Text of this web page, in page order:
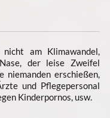
am Klimawandel,
der leise Zweifel
niemanden erschießen,
und Pflegepersonal
Kinderpornos, usw.